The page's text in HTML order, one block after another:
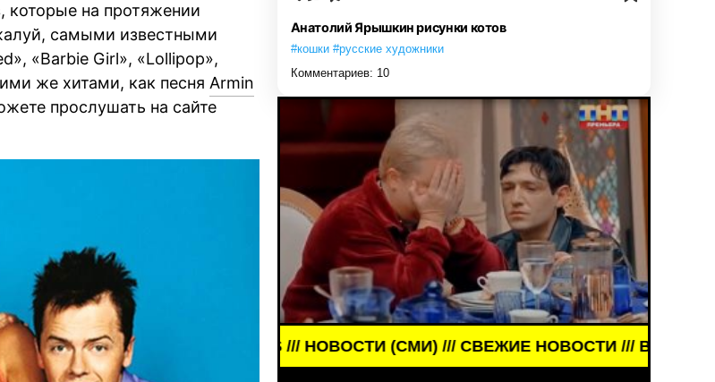
на протяжении
самыми известными
«Barbie Girl», «Lollipop»,
же хитами, как песняArmin
прослушать на сайте
Анатолий Ярышкин рисунки котов
#кошки #русские художники
Комментариев: 10
NEWS /// НОВОСТИ (СМИ) /// СВЕЖИЕ НОВОСТИ /// BREAKING NEWS /// НОВОСТИ